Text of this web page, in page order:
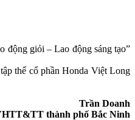
động giỏi – Lao động sáng tạo”
thể cổ phần Honda Việt Long
Trần Doanh
thành phố Bắc Ninh